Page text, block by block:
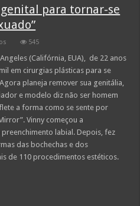
para tornar-se
remover
órgão
genital
para
tornar-
se
“alienígena
assexuado”
545
(Califórnia, EUA), de 22 anos
em cirurgias plásticas para se
planeja remover sua genitália,
e modelo diz não ser homem
a forma como se sente por
Vinny começou a
labial. Depois, fez
das bochechas e dos
de 110 procedimentos estéticos.